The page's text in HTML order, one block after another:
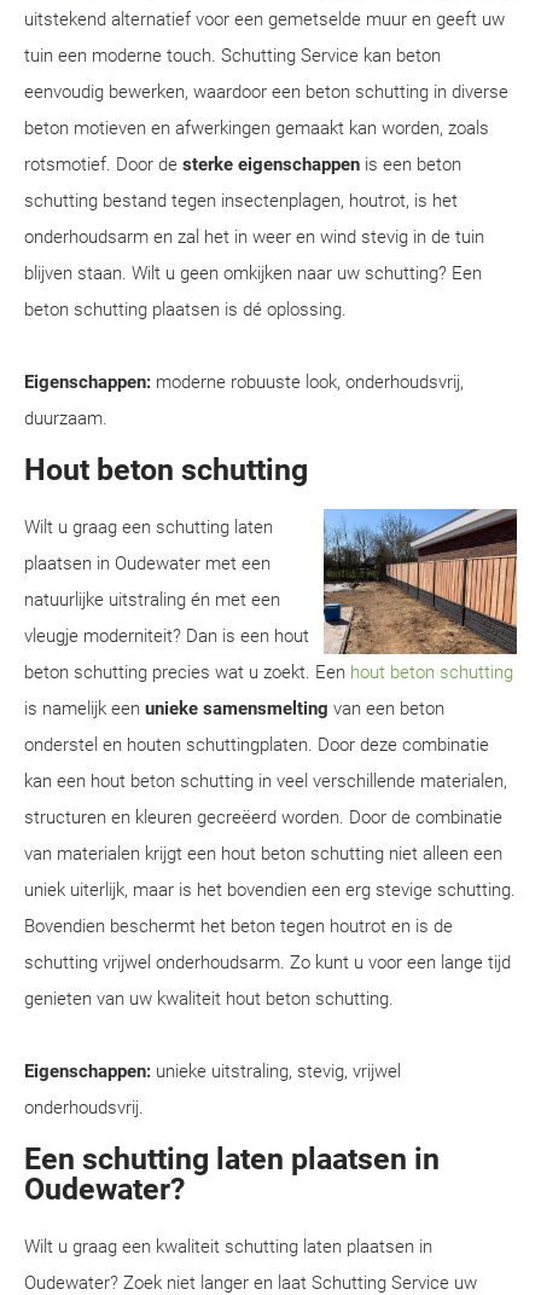
uitstekend alternatief voor een gemetselde muur en geeft uw
tuin een moderne touch. Schutting Service kan beton
eenvoudig bewerken, waardoor een beton schutting in diverse
beton motieven en afwerkingen gemaakt kan worden, zoals
rotsmotief. Door de sterke eigenschappen is een beton
schutting bestand tegen insectenplagen, houtrot, is het
onderhoudsarm en zal het in weer en wind stevig in de tuin
blijven staan. Wilt u geen omkijken naar uw schutting? Een
beton schutting plaatsen is dé oplossing.
Eigenschappen: moderne robuuste look, onderhoudsvrij,
duurzaam.
Hout beton schutting
Wilt u graag een schutting laten
plaatsen in Oudewater met een
natuurlijke uitstraling én met een
vleugje moderniteit? Dan is een hout
beton schutting precies wat u zoekt. Een hout beton schutting
is namelijk een unieke samensmelting van een beton
onderstel en houten schuttingplaten. Door deze combinatie
kan een hout beton schutting in veel verschillende materialen,
structuren en kleuren gecreëerd worden. Door de combinatie
van materialen krijgt een hout beton schutting niet alleen een
uniek uiterlijk, maar is het bovendien een erg stevige schutting.
Bovendien beschermt het beton tegen houtrot en is de
schutting vrijwel onderhoudsarm. Zo kunt u voor een lange tijd
genieten van uw kwaliteit hout beton schutting.
Eigenschappen: unieke uitstraling, stevig, vrijwel
onderhoudsvrij.
Een schutting laten plaatsen in
Oudewater?
Wilt u graag een kwaliteit schutting laten plaatsen in
Oudewater? Zoek niet langer en laat Schutting Service uw